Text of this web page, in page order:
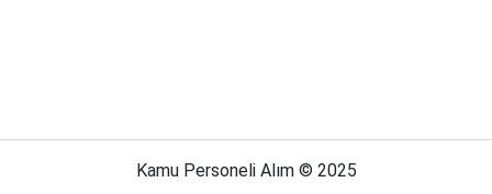
Kamu Personeli Alım © 2025